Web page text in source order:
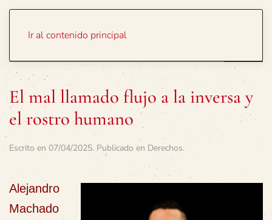
Ir al contenido principal
El mal llamado flujo a la inversa y
el rostro humano
Escrito en 07/04/2025. Publicado en Derechos.
Alejandro
Machado